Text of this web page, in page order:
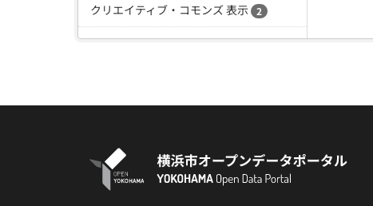
クリエイティブ・コモンズ 表示 2